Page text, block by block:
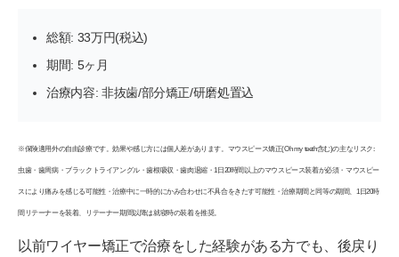
総額: 33万円(税込)
期間: 5ヶ月
治療内容: 非抜歯/部分矯正/研磨処置込
※保険適用外の自由診療です。効果や感じ方には個人差があります。マウスピース矯正(Oh my teeth含む)の主なリスク:
虫歯・歯周病・ブラックトライアングル・歯根吸収・歯肉退縮・1日20時間以上のマウスピース装着が必須・マウスピー
スにより痛みを感じる可能性・治療中に一時的にかみ合わせに不具合をきたす可能性・治療期間と同等の期間、1日20時
間リテーナーを装着、リテーナー期間以降は就寝時の装着を推奨。
以前ワイヤー矯正で治療をした経験がある方でも、後戻り